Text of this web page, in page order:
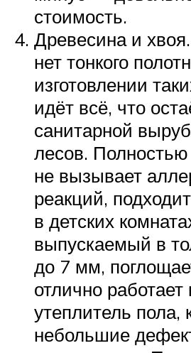
стоимость.
Древесина и
нет тонкого
изготовлении
идёт всё, что
санитарной
лесов.
не вызывает
реакций,
в детских
выпускаемый в
до 7 мм,
отлично работает
утеплитель пола,
небольшие